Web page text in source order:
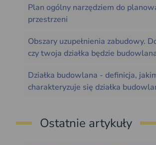
Plan ogólny narzędziem do
przestrzeni
Obszary uzupełnienia zabudowy.
czy twoja działka będzie
Działka budowlana - definicja,
charakteryzuje się działka
Ostatnie artykuły